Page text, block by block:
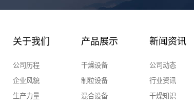
关于我们
公司历程
企业风貌
生产力量
产品展示
干燥设备
制粒设备
混合设备
新闻资讯
公司动态
行业资讯
干燥知识